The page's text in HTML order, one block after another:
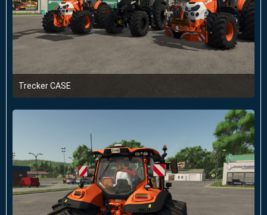
Trecker CASE
11. Januar 2025 um 14:41
2